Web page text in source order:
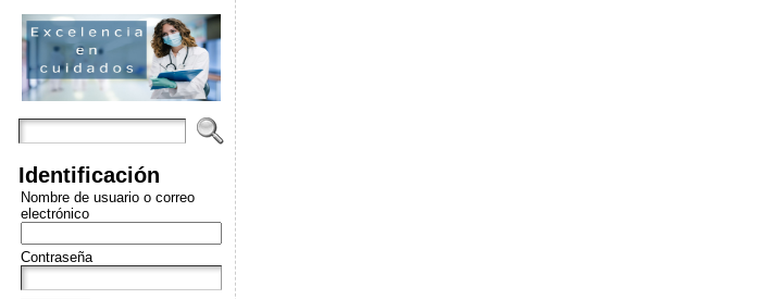
Identificación
Nombre de usuario o correo
electrónico
Contraseña